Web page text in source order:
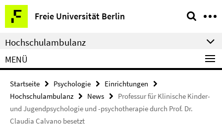
Springe
direkt
zu
Inhalt
Freie Universität Berlin
Service-
Navigation
Hochschulambulanz
MENÜ
Startseite Psychologie
Einrichtungen
Hochschulambulanz
News
Professur für Klinische Kinder-
und Jugendpsychologie und -psychotherapie durch Prof. Dr.
Claudia Calvano besetzt